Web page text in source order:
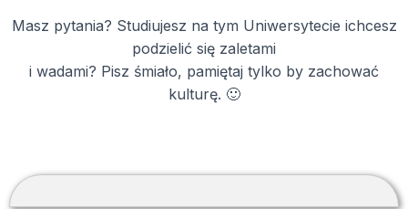
Masz pytania? Studiujesz na tym Uniwersytecie ichcesz
podzielić się zaletami
i wadami? Pisz śmiało, pamiętaj tylko by zachować
kulturę. 🙂